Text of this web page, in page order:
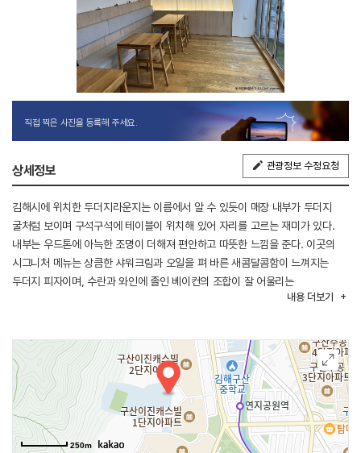
직접 찍은 사진을 등록해 주세요.
상세정보 관광정보 수정요청
김해시에 위치한 두더지라운지는 이름에서 알 수 있듯이 매장 내부가 두더지
굴처럼 보이며 구석구석에 테이블이 위치해 있어 자리를 고르는 재미가 있다.
내부는 우드톤에 아늑한 조명이 더해져 편안하고 따뜻한 느낌을 준다. 이곳의
시그니처 메뉴는 상큼한 샤워크림과 오일을 펴 바른 새콤달콤함이 느껴지는
두더지 피자이며, 수란과 와인에 졸인 베이컨의 조합이 잘 어울리는
공작파스타도 인기이다. 이 외에도 공작파스타, 몰치킨커리, 라자냐 등 다양한
내용 더보기
250m